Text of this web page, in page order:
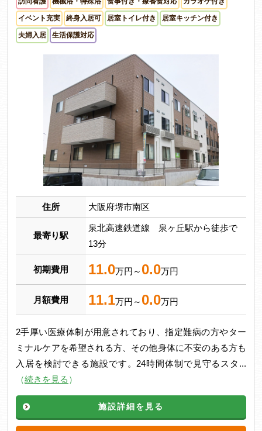
イベント充実 終身入居可 居室トイレ付き 居室キッチン付き
夫婦入居 生活保護対応
住所 大阪府堺市南区
最寄り駅
泉北高速鉄道線 泉ヶ丘駅から徒歩で
13分
初期費用 11.0万円～ 0.0万円
月額費用 11.1万円～ 0.0万円
2手厚い医療体制が用意されており、指定難病の方やター
ミナルケアを希望される方、その他身体に不安のある方も
入居を検討できる施設です。24時間体制で見守るスタ...
（続きを見る ）
施設詳細を見る